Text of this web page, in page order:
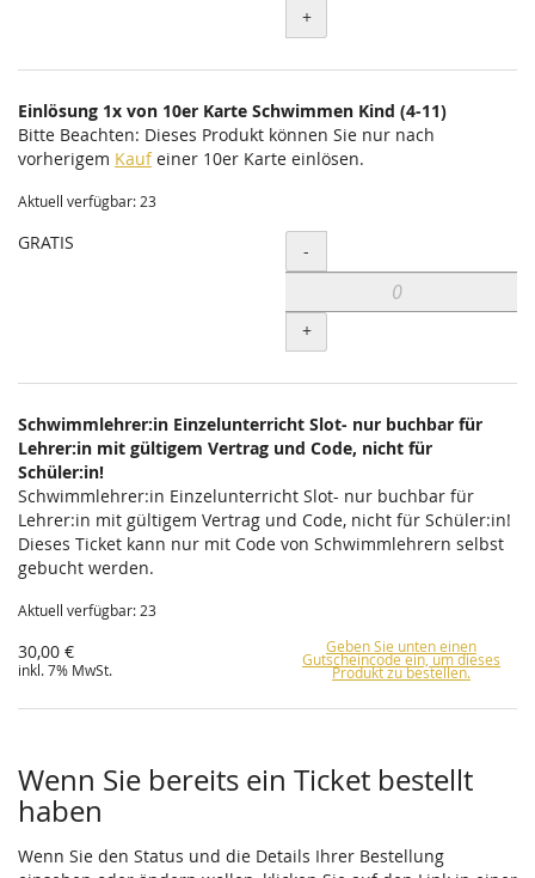
+
Einlösung 1x von 10er Karte Schwimmen Kind (4-11)
Bitte Beachten: Dieses Produkt können Sie nur nach
vorherigem Kaufeiner 10er Karte einlösen.
Aktuell verfügbar: 23
GRATIS Menge
-
+
Schwimmlehrer:in Einzelunterricht Slot- nur buchbar für
Lehrer:in mit gültigem Vertrag und Code, nicht für
Schüler:in!
Schwimmlehrer:in Einzelunterricht Slot- nur buchbar für
Lehrer:in mit gültigem Vertrag und Code, nicht für Schüler:in!
Dieses Ticket kann nur mit Code von Schwimmlehrern selbst
gebucht werden.
Aktuell verfügbar: 23
30,00 €
inkl. 7% MwSt.
Geben Sie unten einen
Gutscheincode ein, um dieses
Produkt zu bestellen.
Wenn Sie bereits ein Ticket bestellt
haben
Wenn Sie den Status und die Details Ihrer Bestellung